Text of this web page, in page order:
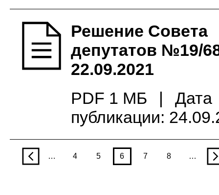
Решение Совета
депутатов №19/
22.09.2021
PDF 1 МБ
|
Дата
публикации:
p … 4 5 6 7 8 … n